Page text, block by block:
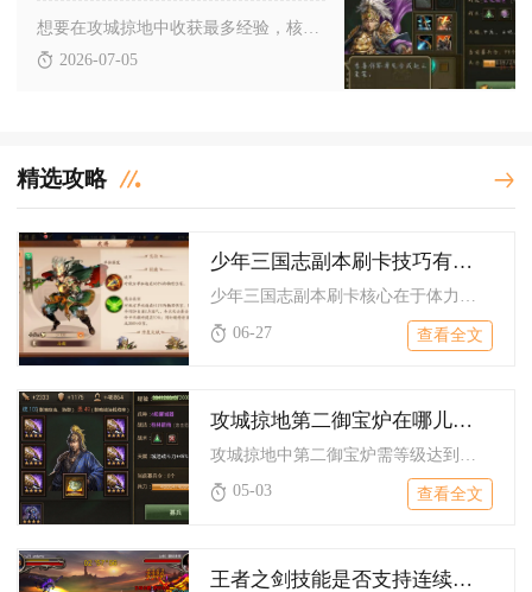
2026-07-05
精选攻略
少年三国志副本刷卡技巧有哪些
06-27
查看全文
攻城掠地第二御宝炉在哪儿才能找到
05-03
查看全文
王者之剑技能是否支持连续释放